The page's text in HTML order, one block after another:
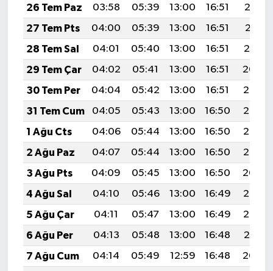
26 Tem Paz
03:58 05:39 13:00 16:51
20:12
27 Tem Pts
04:00 05:39 13:00 16:51
20:11
28 Tem Sal
04:01 05:40 13:00 16:51
20:10
29 Tem Çar
04:02 05:41 13:00 16:51
20:09
30 Tem Per
04:04 05:42 13:00 16:51
20:08
31 Tem Cum
04:05 05:43 13:00 16:50
20:07
1 Ağu Cts
04:06 05:44 13:00 16:50
20:06
2 Ağu Paz
04:07 05:44 13:00 16:50
20:05
3 Ağu Pts
04:09 05:45 13:00 16:50
20:04
4 Ağu Sal
04:10 05:46 13:00 16:49
20:03
5 Ağu Çar
04:11 05:47 13:00 16:49
20:02
6 Ağu Per
04:13 05:48 13:00 16:48
20:01
7 Ağu Cum
04:14 05:49 12:59 16:48
20:00